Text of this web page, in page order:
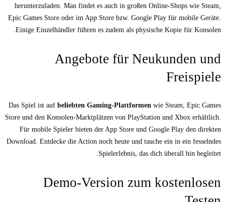
herunterzuladen. Man findet es auch in
Epic Games Store oder im App Store bzw.
Einige Einzelhändler führen es zudem als
Angebote für
Das Spiel ist aufbeliebten Gaming-
Store und den Konsolen-Marktplätzen von
Für mobile Spieler bieten der App Store
Download. Entdecke die Action noch heute
Spielerlebnis,
Demo-Version